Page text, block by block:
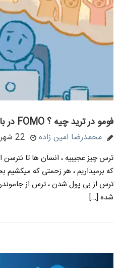
فومو در ترید چیه ؟ FOMO در بازار فارکس و کریپتو
محمدرضا امین زاده 22 شهریور 1403
ترس چیز عجیبیه ، انسان ها تا
که برمیداریم ، هر زحمتی که
ترس از بی پول شدن ، ترس از
شده […]